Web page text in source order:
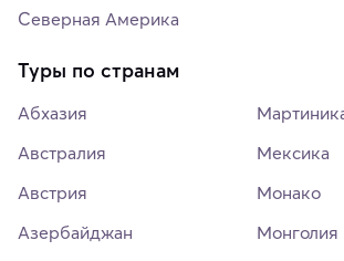
Северная Америка
Туры по странам
Абхазия
Австралия
Австрия
Азербайджан
Мексика
Монако
Монголия